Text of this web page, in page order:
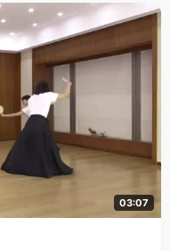
床，到超市买生活日用品，
见到我们，她就露出了灿烂
从三岁开始，小闫欣身后总会
亲近。闫欣的同学老师们对
笑了，急忙辩解："其实没有
"虽然对小时候的记忆已经不
有很好的人缘，每次评选三
，数学
主动承担起给这个同学解题
140分的好成绩。闫欣腼腆
一件很自然的事情，在帮她时
忽略了的问题，大家就一起
还很稚嫩，"你这个球漏掉了，
目标奋斗，一起努力才能打
了起来。 宽以待人，
03:07